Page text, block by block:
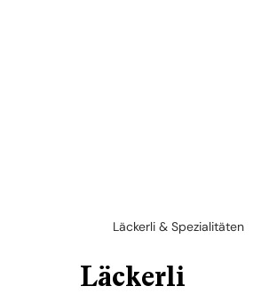
Läckerli & Spezialitäten
Läckerli